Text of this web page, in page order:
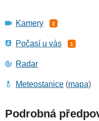
Kamery 2
Počasí u vás 1
Radar
Meteostanice (mapa)
Podrobná